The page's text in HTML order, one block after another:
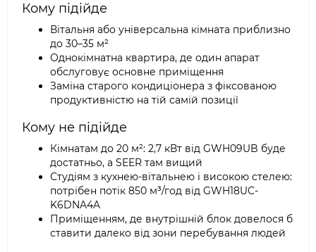
Кому підійде
Вітальня або універсальна кімната приблизно
до 30–35 м²
Однокімнатна квартира, де один апарат
обслуговує основне приміщення
Заміна старого кондиціонера з фіксованою
продуктивністю на тій самій позиції
Кому не підійде
Кімнатам до 20 м²: 2,7 кВт від GWH09UB буде
достатньо, а SEER там вищий
Студіям з кухнею-вітальнею і високою стелею:
потрібен потік 850 м³/год від GWH18UC-
K6DNA4A
Приміщенням, де внутрішній блок довелося б
ставити далеко від зони перебування людей